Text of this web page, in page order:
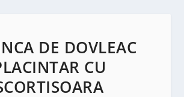
DE DOVLEAC
CU